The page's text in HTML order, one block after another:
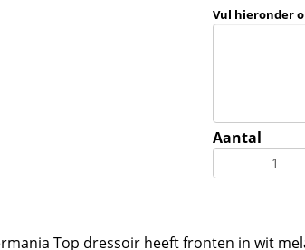
Vul hieronder
Aantal
Top dressoir heeft fronten in wit